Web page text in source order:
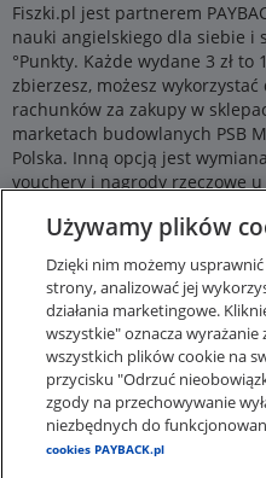
Fiszki.pl jest partnerem
nauki angielskiego dla siebie i
°Punkty. Każde wydane 3 zł to
zbierzesz, możesz
rachunków za zakupy w
marketach budowlanych PSB
Polska. Inną opcją jest
vouchery i nagrody rzeczowe
Pamiętaj – zanim zrobisz
aplikacji PAYBACK albo na
dostępne kupony do tego
zdobędziesz dodatkowe
Programu.
Używamy plików
Dzięki nim możemy
strony, analizować jej
działania marketingowe.
wszystkie" oznacza
wszystkich plików cookie na
przycisku "Odrzuć
zgody na przechowywanie
niezbędnych do
cookies PAYBACK.pl